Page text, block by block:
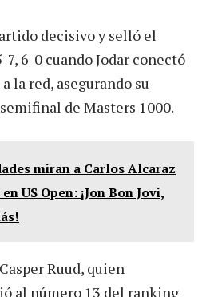
decisivo y selló el
6-0 cuando Jodar conectó
la red, asegurando su
de Masters 1000.
miran a Carlos Alcaraz
US Open: ¡Jon Bon Jovi,
Ruud, quien
al número 13 del ranking